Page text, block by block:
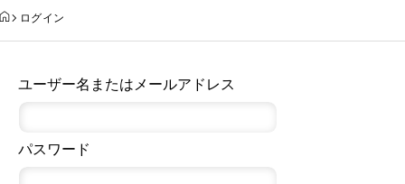
ログイン
ユーザー名またはメールアドレス
パスワード